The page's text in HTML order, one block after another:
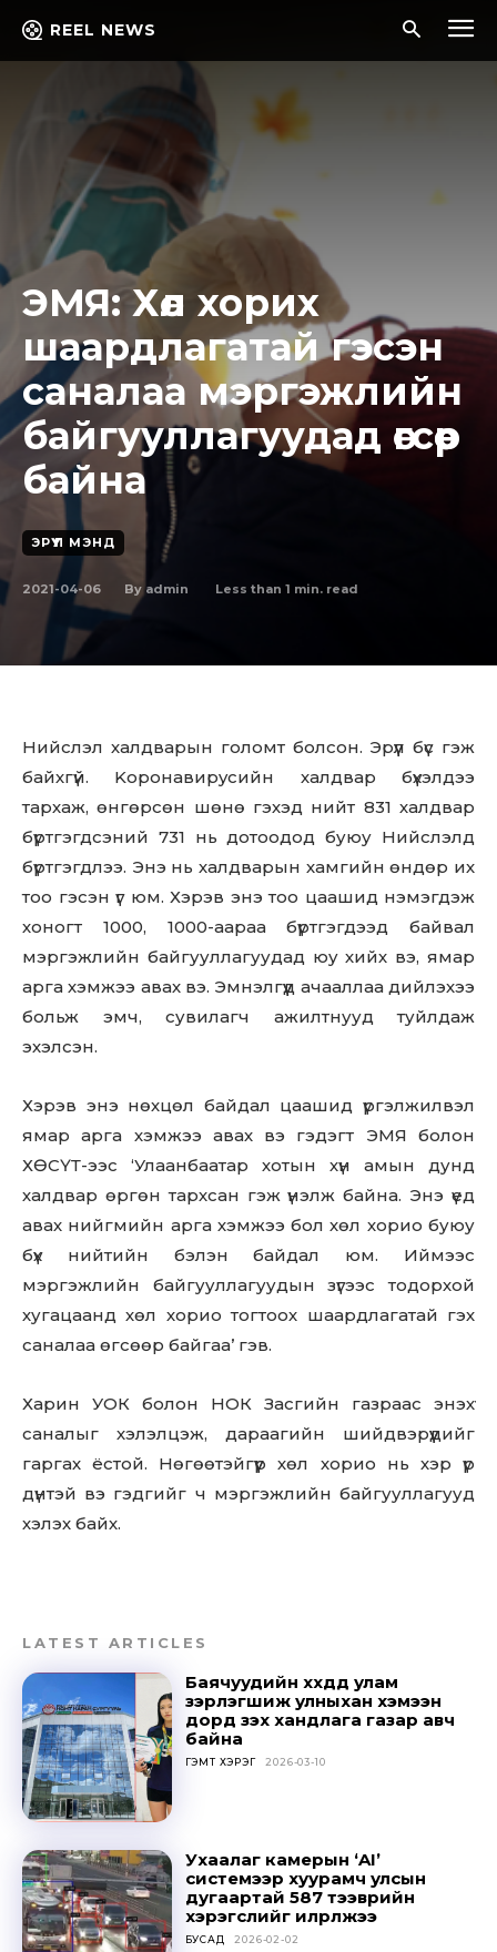
out!
Sing up for our newsletter
to stay in the loop.
REEL NEWS
ЭМЯ: Хөл хорих
шаардлагатай гэсэн
саналаа мэргэжлийн
байгууллагуудад өгсөөр
байна
ЭРҮҮЛ МЭНД
2021-04-06 By admin Less than 1 min. read
Нийслэл халдварын голомт болсон. Эрүүл бүс гэж
байхгүй. Kopoнaвиpycийн халдвар бүхэлдээ
тархаж, өнгөрсөн шөнө гэхэд нийт 831 халдвар
бүртгэгдсэний 731 нь дотоодод буюу Нийслэлд
бүртгэгдлээ. Энэ нь халдварын хамгийн өндөр их
тоо гэсэн үг юм. Хэрэв энэ тоо цаашид нэмэгдэж
хоногт 1000, 1000-аараа бүртгэгдээд байвал
мэргэжлийн байгууллагуудад юу хийх вэ, ямар
арга хэмжээ авах вэ. Эмнэлгүүд ачааллаа дийлэхээ
больж эмч, сувилагч ажилтнууд туйлдаж
эхэлсэн.
Хэрэв энэ нөхцөл байдал цаашид үргэлжилвэл
ямар арга хэмжээ авах вэ гэдэгт ЭМЯ болон
ХӨСҮТ-ээс ‘Улаанбаатар хотын хүн амын дунд
халдвар өргөн тархсан гэж үнэлж байна. Энэ үед
авах нийгмийн арга хэмжээ бол хөл хорио буюу
бүх нийтийн бэлэн байдал юм. Иймээс
мэргэжлийн байгууллагуудын зүгээс тодорхой
хугацаанд хөл хорио тогтоох шаардлагатай гэх
саналаа өгсөөр байгаа’ гэв.
Харин УОК болон НОК Засгийн газраас энэхүү
саналыг хэлэлцэж, дараагийн шийдвэрүүдийг
гаргах ёстой. Нөгөөтэйгүүр хөл хорио нь хэр үр
дүнтэй вэ гэдгийг ч мэргэжлийн байгууллагууд
хэлэх байх.
LATEST ARTICLES
Баячуудийн хүүхдүүд улам
зэрлэгшиж улныхан хэмээн
дорд үзэх хандлага газар авч
байна
ГЭМТ ХЭРЭГ 2026-03-10
Ухаалаг камерын ‘AI’
системээр хуурамч улсын
дугаартай 587 тээврийн
хэрэгслийг илрүүлжээ
БУСАД 2026-02-02